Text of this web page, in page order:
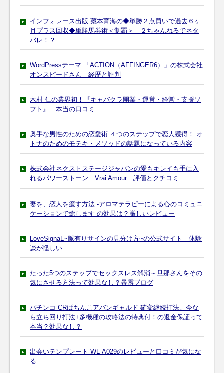
インフォレース出版 藏本育海の◆単勝２点買いで過去６ヶ
月プラス回収◆単勝馬券術＜制覇＞ ２ちゃんねるでネタ
バレ！？
WordPressテーマ 「ACTION（AFFINGER6）」の株式会社
オンスピードさん 経歴と評判
木村 仁の業界初！『キャバクラ開業・運営・経営・支援ソ
フト』 本当の口コミ
奥手な男性のための恋愛術 ４つのステップで恋人獲得！ オ
トナのためのモテキ・メソッドの話題になっている内容
株式会社ネクストステージジャパンの愛もキレイも手に入
れるパワーストーン Vrai Amour 評価とクチコミ
妻を、恋人を癒す方法 -アロマテラピーによる心のコミュニ
ケーションで癒します-の効果は？厳しいレビュー
LoveSignaL~脈有りサインの見分け方~の公式サイト 体験
談が怪しい
たった5つのステップでセックスレス解消～旦那さんをその
気にさせる方法って効果なし？暴露ブログ
パチンコ-CRぱちんこアバンギャルド 確変継続打法。今な
ら立ち回り打法+多機種の攻略法の特典付！の返金保証って
本当？効果なし？
出会いテンプレート WL-A029のレビューと口コミが気にな
る